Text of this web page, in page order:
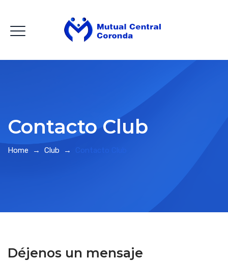
Contacto Club
Home → Club → Contacto Club
Déjenos un mensaje